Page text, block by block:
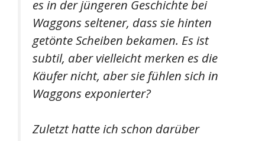
es in der jüngeren Geschichte bei
Waggons seltener, dass sie hinten
getönte Scheiben bekamen. Es ist
subtil, aber vielleicht merken es die
Käufer nicht, aber sie fühlen sich in
Waggons exponierter?
Zuletzt hatte ich schon darüber